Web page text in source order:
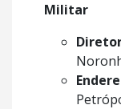
Militar